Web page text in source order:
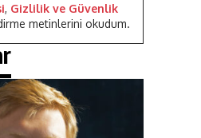
, Gizlilik ve Güvenlik
metinlerini okudum.